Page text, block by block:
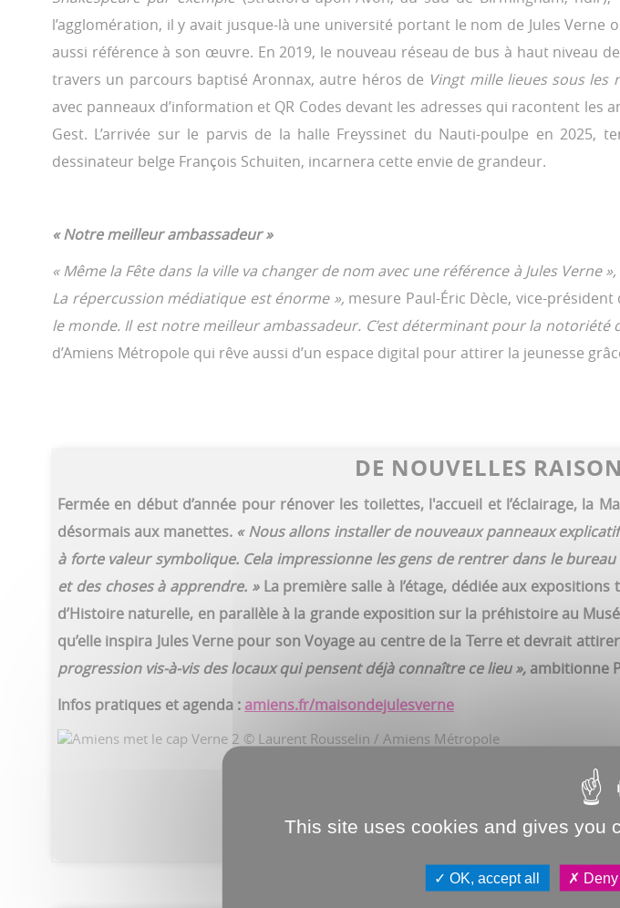
l’agglomération, il y avait jusque-là une université portant le nom de Jules
aussi référence à son œuvre. En 2019, le nouveau réseau de bus à haut niveau
travers un parcours baptisé Aronnax, autre héros de Vingt mille lieues sous les
avec panneaux d’information et QR Codes devant les adresses qui racontent les
Gest. L’arrivée sur le parvis de la halle Freyssinet du Nauti-poulpe en
dessinateur belge François Schuiten, incarnera cette envie de grandeur.
« Notre meilleur ambassadeur »
« Même la Fête dans la ville va changer de nom avec une référence à Jules Verne »,
La répercussion médiatique est énorme », mesure Paul-Éric Dècle, vice-
le monde. Il est notre meilleur ambassadeur. C’est déterminant pour la
d’Amiens Métropole qui rêve aussi d’un espace digital pour attirer la jeunesse
DE NOUVELLES
Fermée en début d’année pour rénover les toilettes, l'accueil et l’éclairage, la
désormais aux manettes. « Nous allons installer de nouveaux panneaux
à forte valeur symbolique. Cela impressionne les gens de rentrer dans le
et des choses à apprendre. »La première salle à l’étage, dédiée aux
d’Histoire naturelle, en parallèle à la grande exposition sur la préhistoire au
qu’elle inspira Jules Verne pour son Voyage au centre de la Terre et devrait
progression vis-à-vis des locaux qui pensent déjà connaître ce lieu », ambitionne
Infos pratiques et agenda : amiens.fr/maisondejulesverne
69
personnes ont visité la Maison de
This site uses cookies and gives you
OK, accept all